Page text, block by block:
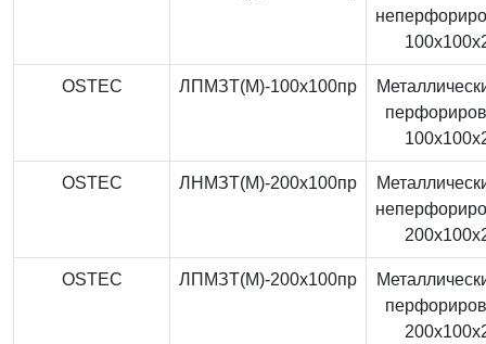
OSTEC ЛПМЗТ(М)-100x100пр
OSTEC ЛНМЗТ(М)-200x100пр
OSTEC ЛПМЗТ(М)-200x100пр